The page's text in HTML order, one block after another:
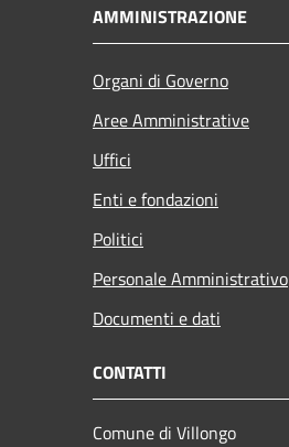
AMMINISTRAZIONE
Organi di Governo
Aree Amministrative
Uffici
Enti e fondazioni
Politici
Personale Amministrativo
Documenti e dati
CONTATTI
Comune di Villongo